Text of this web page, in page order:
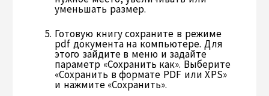
уменьшать размер.
Готовую книгу сохраните в режиме
pdf документа на компьютере. Для
этого зайдите в меню и задайте
параметр «Сохранить как». Выберите
«Сохранить в формате PDF или XPS»
и нажмите «Сохранить».